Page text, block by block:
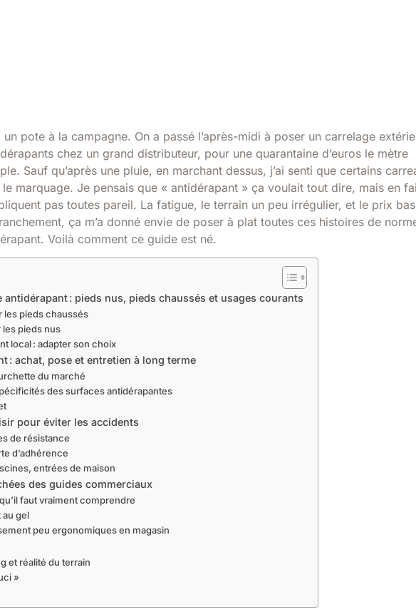
pote à la campagne. On a passé l’après-midi à poser un carrelage
chez un grand distributeur, pour une quarantaine d’euros le mètre
Sauf qu’après une pluie, en marchant dessus, j’ai senti que certains
marquage. Je pensais que « antidérapant » ça voulait tout dire, mais en
pas toutes pareil. La fatigue, le terrain un peu irrégulier, et le prix
ça m’a donné envie de poser à plat toutes ces histoires de
Voilà comment ce guide est né.
: pieds nus, pieds chaussés et usages courants
les pieds chaussés
les pieds nus
local : adapter son choix
: achat, pose et entretien à long terme
du marché
des surfaces antidérapantes
pour éviter les accidents
de résistance
d’adhérence
entrées de maison
des guides commerciaux
faut vraiment comprendre
au gel
peu ergonomiques en magasin
et réalité du terrain
»